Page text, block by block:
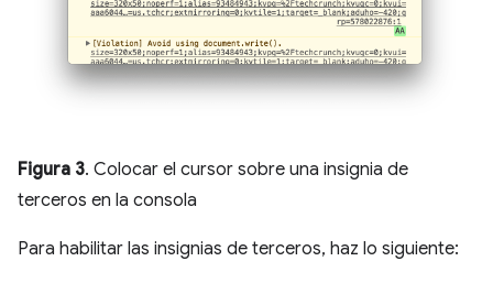
Figura 3. Colocar el cursor sobre una insignia de
terceros en la consola
Para habilitar las insignias de terceros, haz lo siguiente: